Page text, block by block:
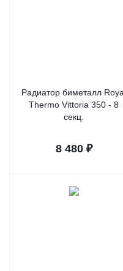
Радиатор биметалл
Thermo Vittoria 350 - 8
секц.
8 480₽